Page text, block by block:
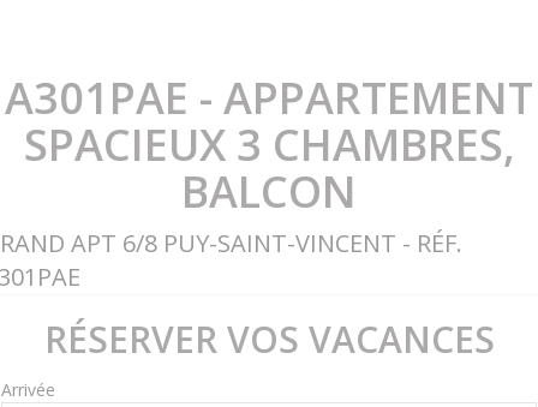
A301PAE - APPARTEMENT
SPACIEUX 3 CHAMBRES,
BALCON
APT 6/8 PUY-SAINT-VINCENT - RÉF.
RÉSERVER VOS VACANCES
Arrivée